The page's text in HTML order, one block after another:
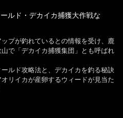
ルド・デカイカ捕獲大作戦な
プが釣れているとの情報を受け、鹿
で「デカイカ捕獲集団」とも呼ばれ
ルド攻略法と、デカイカを釣る秘訣
リイカが産卵するウィードが見当た